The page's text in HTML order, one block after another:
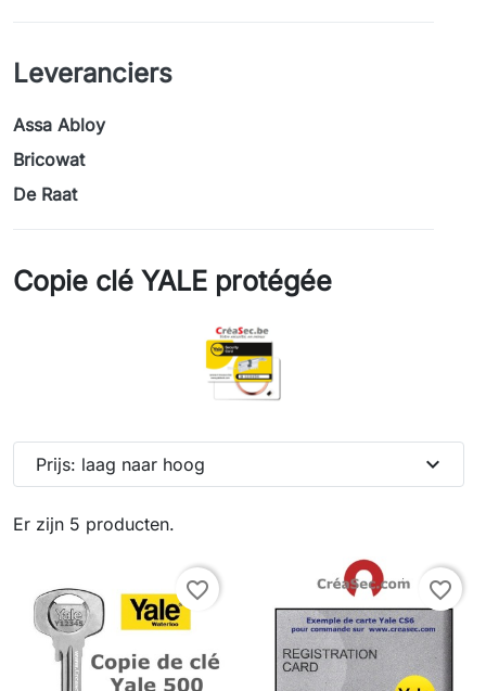
Leveranciers
Assa Abloy
Bricowat
De Raat
Copie clé YALE protégée
Er zijn 5 producten.
Prijs: laag naar hoog expand_more
favorite_border favorite_border